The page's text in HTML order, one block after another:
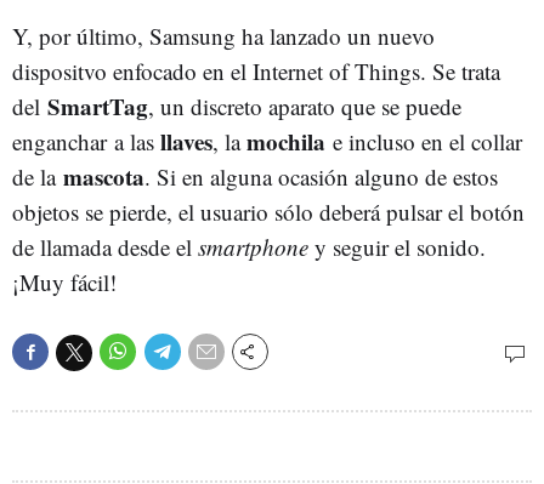
Y, por último, Samsung ha lanzado un nuevo
dispositvo enfocado en el Internet of Things. Se trata
del SmartTag, un discreto aparato que se puede
enganchar a las llaves, lamochila e incluso en el collar
de la mascota. Si en alguna ocasión alguno de estos
objetos se pierde, el usuario sólo deberá pulsar el botón
de llamada desde el smartphone y seguir el sonido.
¡Muy fácil!